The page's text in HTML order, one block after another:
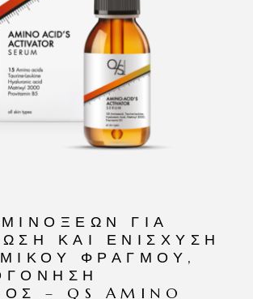
ΓΙΑ
ΚΑΙ ΕΝΊΣΧΥΣΗ
ΦΡΑΓΜΟΎ,
– QS AMINO